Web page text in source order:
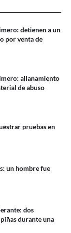
detienen a un
por venta de
allanamiento
de abuso
pruebas en
un hombre fue
dos
durante una